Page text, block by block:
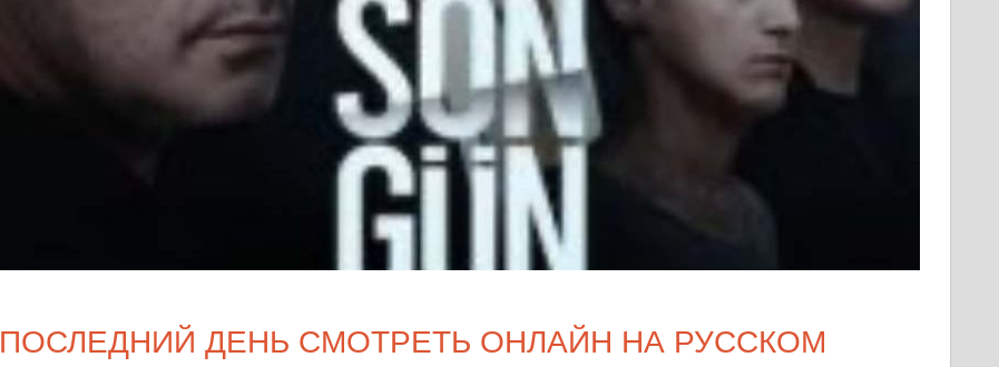
ПОСЛЕДНИЙ ДЕНЬ СМОТРЕТЬ ОНЛАЙН НА РУССКОМ